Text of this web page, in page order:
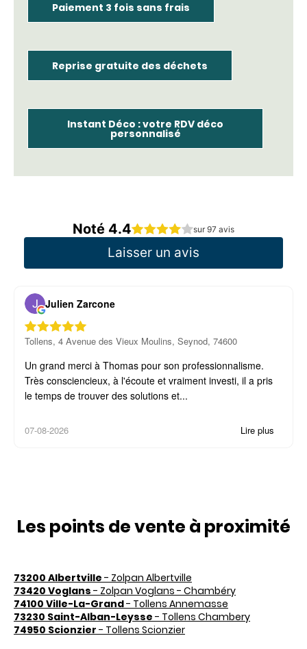
Paiement 3 fois sans frais
Reprise gratuite des déchets
Instant Déco : votre RDV déco
personnalisé
Noté 4.4 sur 97 avis
Laisser un avis
Julien Zarcone
Tollens, 4 Avenue des Vieux Moulins, Seynod, 74600
Un grand merci à Thomas pour son professionnalisme.
Très consciencieux, à l'écoute et vraiment investi, il a pris
le temps de trouver des solutions et...
07-08-2026 Lire plus
Les points de vente à proximité
73200 Albertville - Zolpan Albertville
73420 Voglans - Zolpan Voglans - Chambéry
74100 Ville-La-Grand- Tollens Annemasse
73230 Saint-Alban-Leysse - Tollens Chambery
74950 Scionzier - Tollens Scionzier